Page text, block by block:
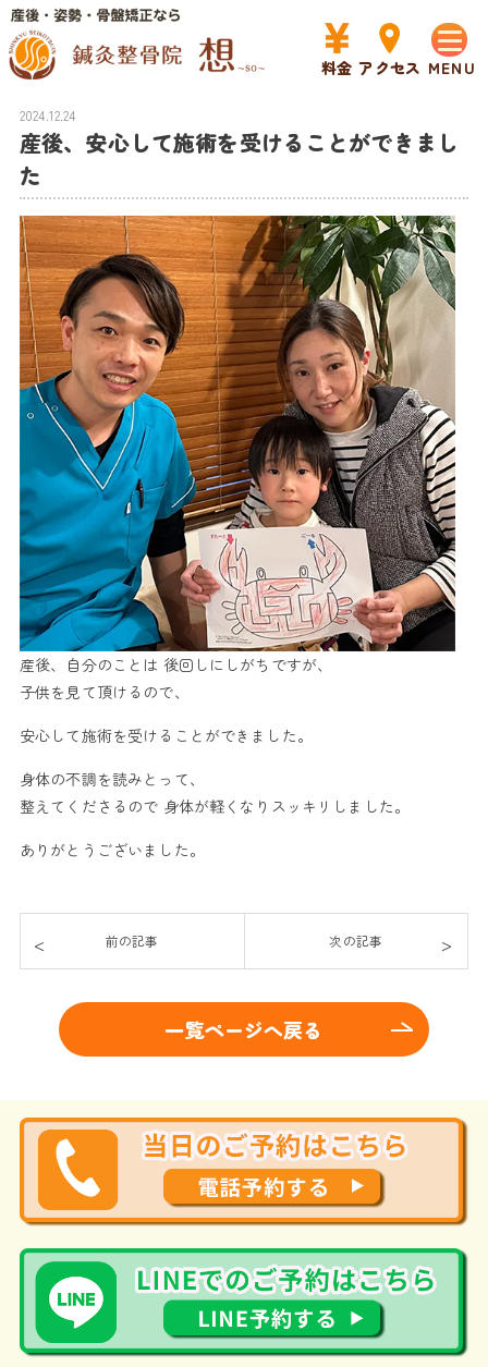
料金 アクセス
HOME 最新情報 > > 産後、安心して施術を受けることができました
2024.12.24
産後、安心して施術を受けることができまし
た
産後、自分のことは 後回しにしがちですが、
子供を見て頂けるので、
安心して施術を受けることができました。
身体の不調を読みとって、
整えてくださるので 身体が軽くなりスッキリしました。
ありがとうございました。
一覧ページへ戻る